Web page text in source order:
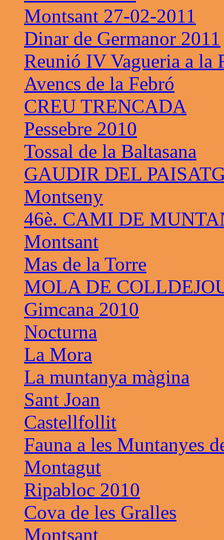
Montsant 27-02-2011
Dinar de Germanor 2011
Reunió IV Vagueria a la
Avencs de la Febró
CREU TRENCADA
Pessebre 2010
Tossal de la Baltasana
GAUDIR DEL
Montseny
46è. CAMI DE
Montsant
Mas de la Torre
MOLA DE
Gimcana 2010
Nocturna
La Mora
La muntanya màgina
Sant Joan
Castellfollit
Fauna a les Muntanyes
Montagut
Ripabloc 2010
Cova de les Gralles
Montsant